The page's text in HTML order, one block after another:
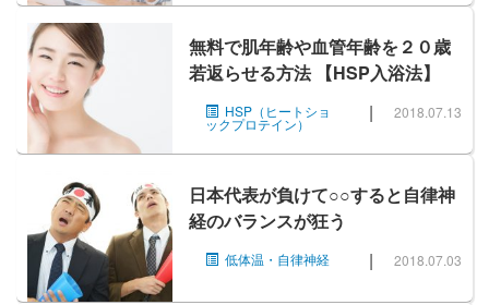
無料で肌年齢や血管年齢を２０歳
若返らせる方法 【HSP入浴法】
HSP（ヒートショ
ックプロテイン） | 2018.07.13
日本代表が負けて○○すると自律神
経のバランスが狂う
低体温・自律神経 | 2018.07.03